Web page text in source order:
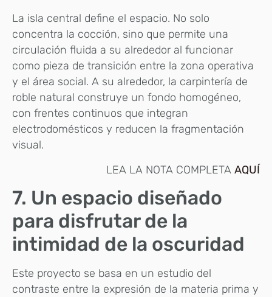
La isla central define el espacio. No solo
concentra la cocción, sino que permite una
circulación fluida a su alrededor al funcionar
como pieza de transición entre la zona operativa
y el área social. A su alrededor, la carpintería de
roble natural construye un fondo homogéneo,
con frentes continuos que integran
electrodomésticos y reducen la fragmentación
visual.
LEA LA NOTA COMPLETA AQUÍ
7. Un espacio diseñado
para disfrutar de la
intimidad de la oscuridad
Este proyecto se basa en un estudio del
contraste entre la expresión de la materia prima y